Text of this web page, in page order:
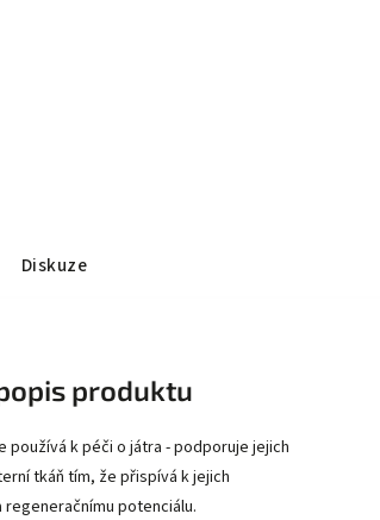
Diskuze
produktu
k péči o játra - podporuje jejich
tkáň tím, že přispívá k jejich
regeneračnímu potenciálu.